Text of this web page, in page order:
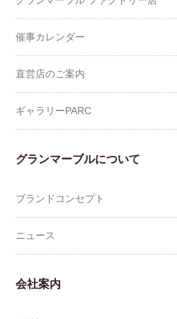
催事カレンダー
直営店のご案内
ギャラリーPARC
グランマーブルについて
ブランドコンセプト
ニュース
会社案内